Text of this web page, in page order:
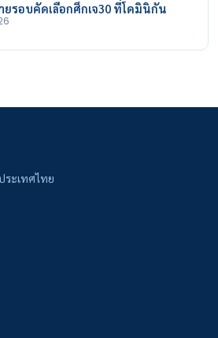
ยรอบคัดเลือกศึกเจ30 ที่โดมินิกัน
ะเทศไทย